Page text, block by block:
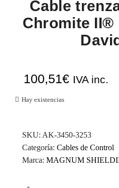
Cable
Chromite II®
100,51€ IVA inc.
Hay existencias
SKU: AK-3450-3253
Categoría: Cables de Control
Marca: MAGNUM